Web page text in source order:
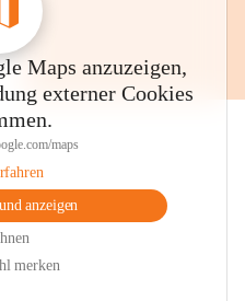
Maps anzuzeigen,
externer Cookies
maps
anzeigen
merken